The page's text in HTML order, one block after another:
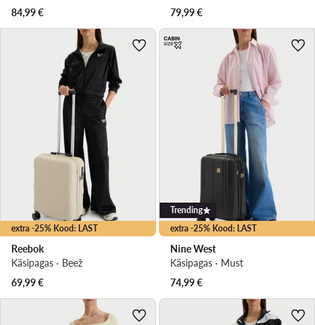
84,99€
79,99€
extra -25% Kood: LAST
Reebok
Käsipagas · Beež
69,99€
extra -25% Kood: LAST
Trending
Nine West
Käsipagas · Must
74,99€